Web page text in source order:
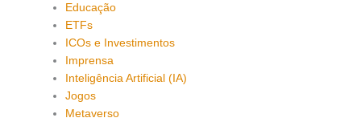
Educação
ETFs
ICOs e Investimentos
Imprensa
Inteligência Artificial (IA)
Jogos
Metaverso